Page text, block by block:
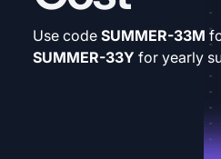
Use code SUMMER-33M
SUMMER-33Y for yearly